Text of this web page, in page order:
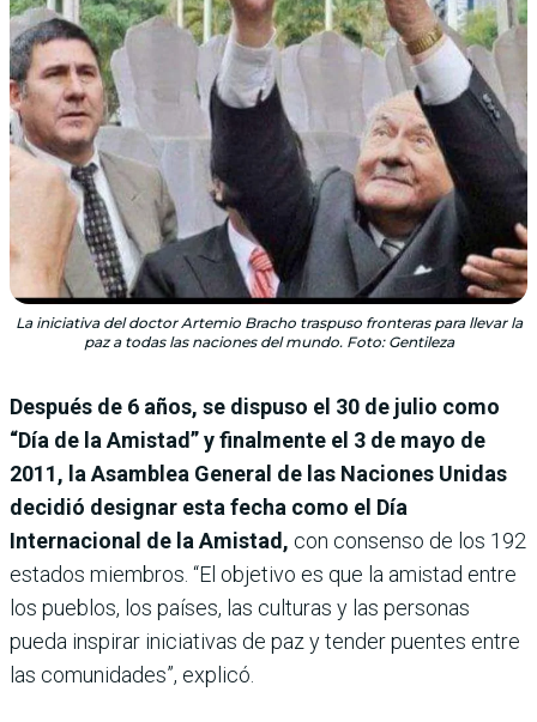
La iniciativa del doctor Artemio Bracho traspuso fronteras para llevar la
paz a todas las naciones del mundo. Foto: Gentileza
Después de 6 años, se dispuso el 30 de julio como
“Día de la Amistad” y finalmente el 3 de mayo de
2011, la Asamblea General de las Naciones Unidas
decidió designar esta fecha como el Día
Internacional de la Amistad, con consenso de los 192
estados miembros. “El objetivo es que la amistad entre
los pueblos, los países, las culturas y las personas
pueda inspirar iniciativas de paz y tender puentes entre
las comunidades”, explicó.